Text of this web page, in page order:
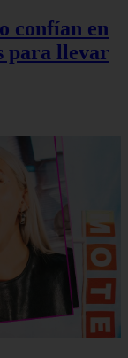
confían en
para llevar